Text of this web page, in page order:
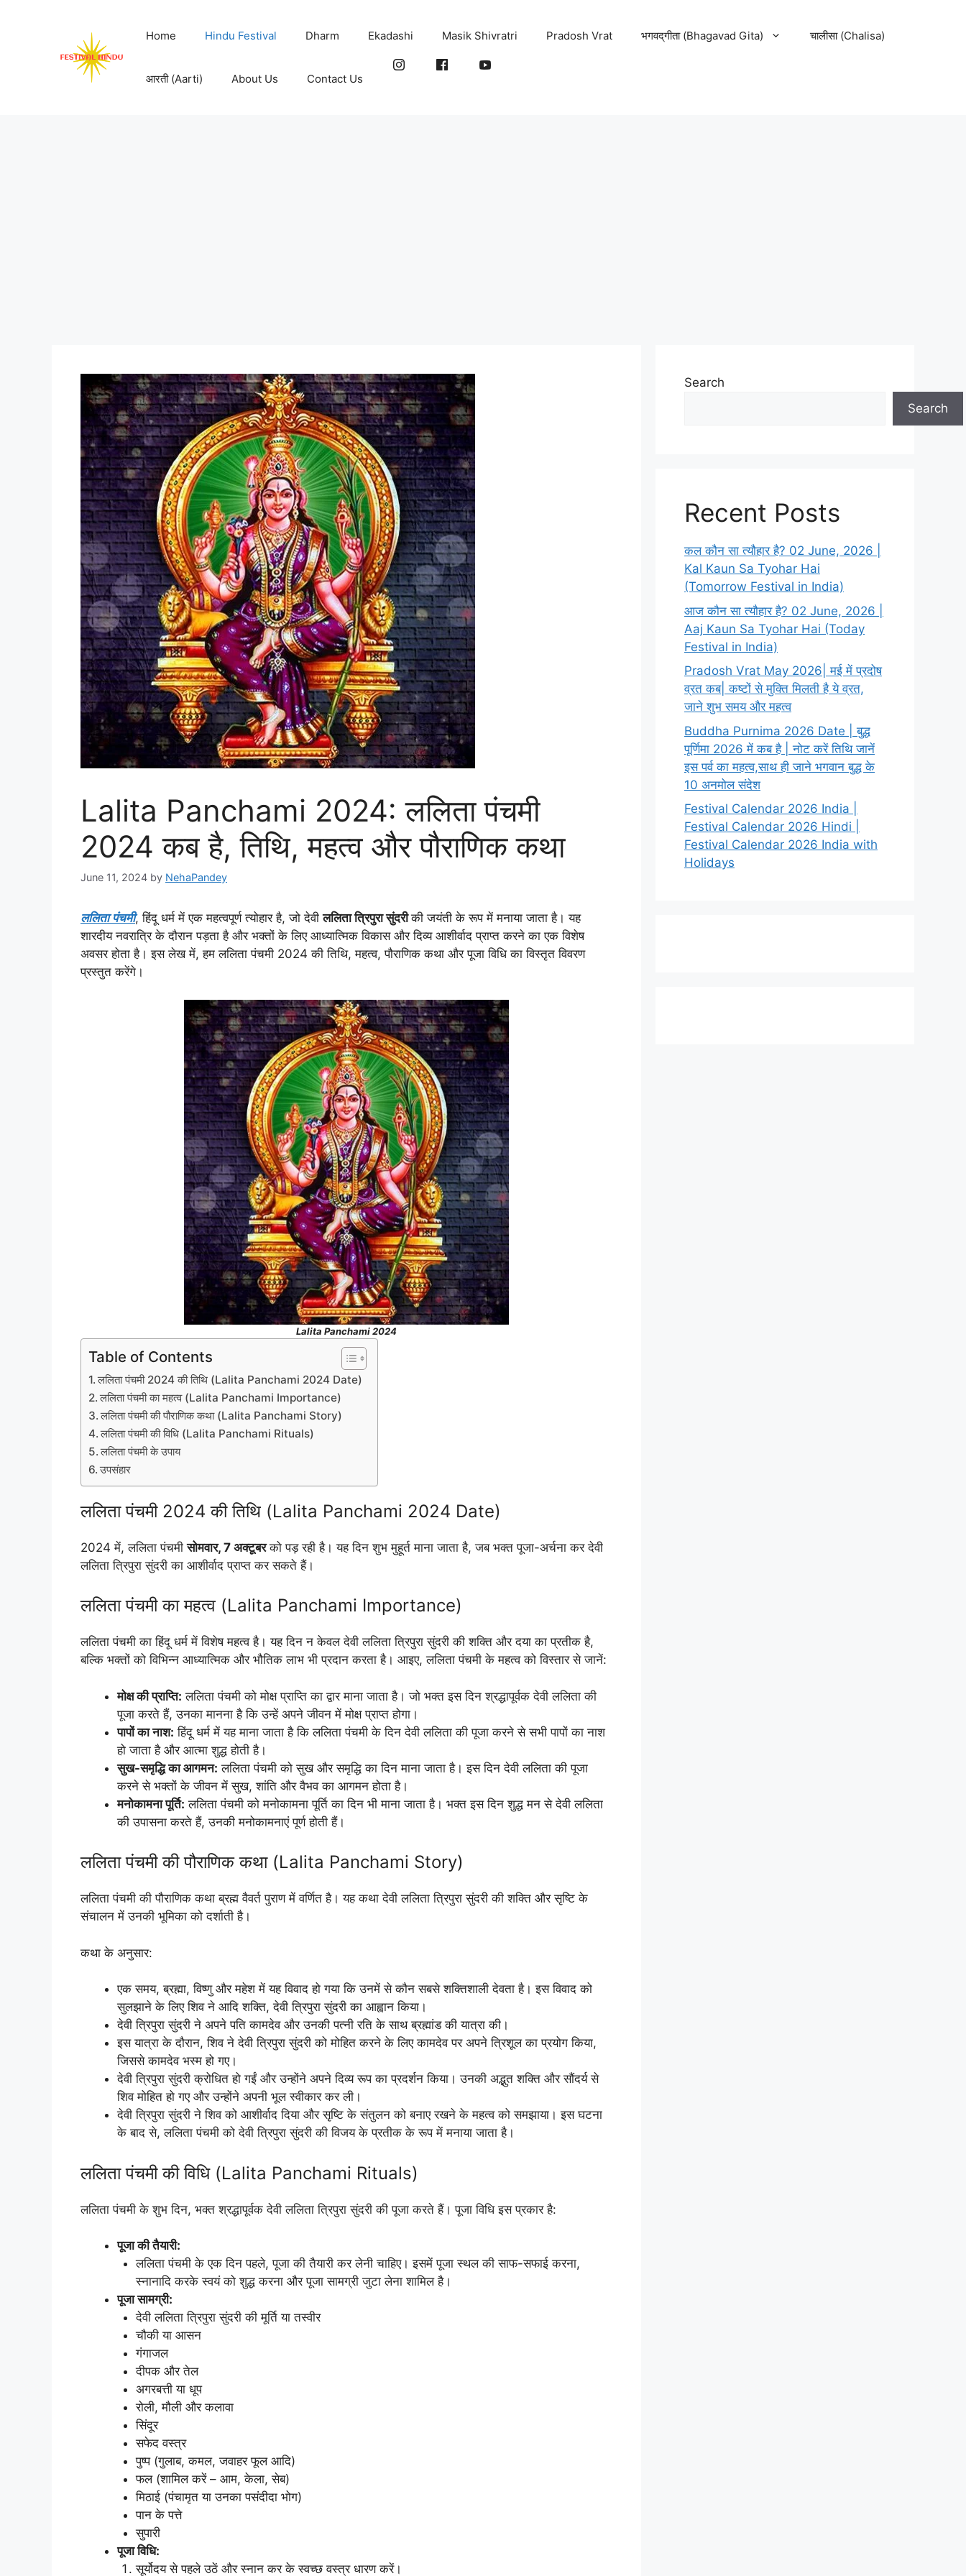
Home Hindu Festival Dharm Ekadashi Masik Shivratri Pradosh Vrat भगवद्‌गीता (Bhagavad Gita) चालीसा (Chalisa)
आरती (Aarti) About Us Contact Us
Lalita Panchami 2024: ललिता पंचमी
2024 कब है, तिथि, महत्व और पौराणिक कथा
June 11, 2024 by NehaPandey
ललिता पंचमी, हिंदू धर्म में एक महत्वपूर्ण त्योहार है, जो देवीललिता त्रिपुरा सुंदरीकी जयंती के रूप में मनाया जाता है। यह
शारदीय नवरात्रि के दौरान पड़ता है और भक्तों के लिए आध्यात्मिक विकास और दिव्य आशीर्वाद प्राप्त करने का एक विशेष
अवसर होता है। इस लेख में, हम ललिता पंचमी 2024 की तिथि, महत्व, पौराणिक कथा और पूजा विधि का विस्तृत विवरण
प्रस्तुत करेंगे।
Lalita Panchami 2024
Table of Contents
ललिता पंचमी 2024 की तिथि (Lalita Panchami 2024 Date)
ललिता पंचमी का महत्व (Lalita Panchami Importance)
ललिता पंचमी की पौराणिक कथा (Lalita Panchami Story)
ललिता पंचमी की विधि (Lalita Panchami Rituals)
ललिता पंचमी के उपाय
उपसंहार
ललिता पंचमी 2024 की तिथि (Lalita Panchami 2024 Date)
2024 में, ललिता पंचमीसोमवार, 7 अक्टूबरको पड़ रही है। यह दिन शुभ मुहूर्त माना जाता है, जब भक्त पूजा-अर्चना कर देवी
ललिता त्रिपुरा सुंदरी का आशीर्वाद प्राप्त कर सकते हैं।
ललिता पंचमी का महत्व (Lalita Panchami Importance)
ललिता पंचमी का हिंदू धर्म में विशेष महत्व है। यह दिन न केवल देवी ललिता त्रिपुरा सुंदरी की शक्ति और दया का प्रतीक है,
बल्कि भक्तों को विभिन्न आध्यात्मिक और भौतिक लाभ भी प्रदान करता है। आइए, ललिता पंचमी के महत्व को विस्तार से जानें:
मोक्ष की प्राप्ति: ललिता पंचमी को मोक्ष प्राप्ति का द्वार माना जाता है। जो भक्त इस दिन श्रद्धापूर्वक देवी ललिता की
पूजा करते हैं, उनका मानना है कि उन्हें अपने जीवन में मोक्ष प्राप्त होगा।
पापों का नाश: हिंदू धर्म में यह माना जाता है कि ललिता पंचमी के दिन देवी ललिता की पूजा करने से सभी पापों का नाश
हो जाता है और आत्मा शुद्ध होती है।
सुख-समृद्धि का आगमन: ललिता पंचमी को सुख और समृद्धि का दिन माना जाता है। इस दिन देवी ललिता की पूजा
करने से भक्तों के जीवन में सुख, शांति और वैभव का आगमन होता है।
मनोकामना पूर्ति: ललिता पंचमी को मनोकामना पूर्ति का दिन भी माना जाता है। भक्त इस दिन शुद्ध मन से देवी ललिता
की उपासना करते हैं, उनकी मनोकामनाएं पूर्ण होती हैं।
ललिता पंचमी की पौराणिक कथा (Lalita Panchami Story)
ललिता पंचमी की पौराणिक कथा ब्रह्म वैवर्त पुराण में वर्णित है। यह कथा देवी ललिता त्रिपुरा सुंदरी की शक्ति और सृष्टि के
संचालन में उनकी भूमिका को दर्शाती है।
कथा के अनुसार:
एक समय, ब्रह्मा, विष्णु और महेश में यह विवाद हो गया कि उनमें से कौन सबसे शक्तिशाली देवता है। इस विवाद को
सुलझाने के लिए शिव ने आदि शक्ति, देवी त्रिपुरा सुंदरी का आह्वान किया।
देवी त्रिपुरा सुंदरी ने अपने पति कामदेव और उनकी पत्नी रति के साथ ब्रह्मांड की यात्रा की।
इस यात्रा के दौरान, शिव ने देवी त्रिपुरा सुंदरी को मोहित करने के लिए कामदेव पर अपने त्रिशूल का प्रयोग किया,
जिससे कामदेव भस्म हो गए।
देवी त्रिपुरा सुंदरी क्रोधित हो गईं और उन्होंने अपने दिव्य रूप का प्रदर्शन किया। उनकी अद्भुत शक्ति और सौंदर्य से
शिव मोहित हो गए और उन्होंने अपनी भूल स्वीकार कर ली।
देवी त्रिपुरा सुंदरी ने शिव को आशीर्वाद दिया और सृष्टि के संतुलन को बनाए रखने के महत्व को समझाया। इस घटना
के बाद से, ललिता पंचमी को देवी त्रिपुरा सुंदरी की विजय के प्रतीक के रूप में मनाया जाता है।
ललिता पंचमी की विधि (Lalita Panchami Rituals)
ललिता पंचमी के शुभ दिन, भक्त श्रद्धापूर्वक देवी ललिता त्रिपुरा सुंदरी की पूजा करते हैं। पूजा विधि इस प्रकार है:
पूजा की तैयारी:
ललिता पंचमी के एक दिन पहले, पूजा की तैयारी कर लेनी चाहिए। इसमें पूजा स्थल की साफ-सफाई करना,
स्नानादि करके स्वयं को शुद्ध करना और पूजा सामग्री जुटा लेना शामिल है।
पूजा सामग्री:
देवी ललिता त्रिपुरा सुंदरी की मूर्ति या तस्वीर
चौकी या आसन
गंगाजल
दीपक और तेल
अगरबत्ती या धूप
रोली, मौली और कलावा
सिंदूर
सफेद वस्त्र
पुष्प (गुलाब, कमल, जवाहर फूल आदि)
फल (शामिल करें – आम, केला, सेब)
मिठाई (पंचामृत या उनका पसंदीदा भोग)
पान के पत्ते
सुपारी
पूजा विधि:
सूर्योदय से पहले उठें और स्नान कर के स्वच्छ वस्त्र धारण करें।
Search
Search
Recent Posts
कल कौन सा त्यौहार है? 02 June, 2026 |
Kal Kaun Sa Tyohar Hai
(Tomorrow Festival in India)
आज कौन सा त्यौहार है? 02 June, 2026 |
Aaj Kaun Sa Tyohar Hai (Today
Festival in India)
Pradosh Vrat May 2026| मई में प्रदोष
व्रत कब| कष्टों से मुक्ति मिलती है ये व्रत,
जाने शुभ समय और महत्व
Buddha Purnima 2026 Date | बुद्ध
पूर्णिमा 2026 में कब है | नोट करें तिथि जानें
इस पर्व का महत्व,साथ ही जाने भगवान बुद्ध के
10 अनमोल संदेश
Festival Calendar 2026 India |
Festival Calendar 2026 Hindi |
Festival Calendar 2026 India with
Holidays